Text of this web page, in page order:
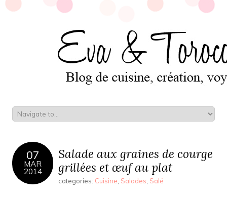
07
MAR
2014
Salade aux graines de courge
grillées et œuf au plat
categories: Cuisine Salades Salé